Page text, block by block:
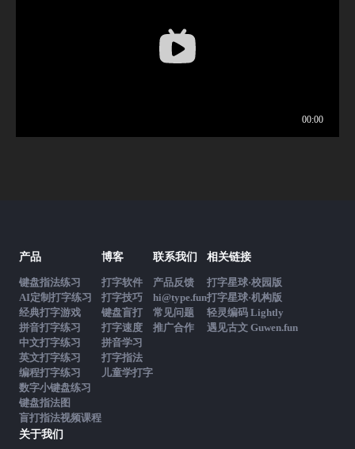
产品
键盘指法练习
AI定制打字练习
经典打字游戏
拼音打字练习
中文打字练习
英文打字练习
编程打字练习
数字小键盘练习
键盘指法图
盲打指法视频课程
博客
打字软件
打字技巧
键盘盲打
打字速度
拼音学习
打字指法
儿童学打字
联系我们
产品反馈
hi@type.fun
常见问题
推广合作
相关链接
打字星球·校园版
打字星球·机构版
轻灵编码 Lightly
遇见古文 Guwen.fun
关于我们